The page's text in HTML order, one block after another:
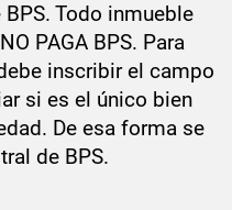
Todo inmueble
NO PAGA BPS. Para
inscribirel campo
si es el único bien
. De esa forma se
de BPS.